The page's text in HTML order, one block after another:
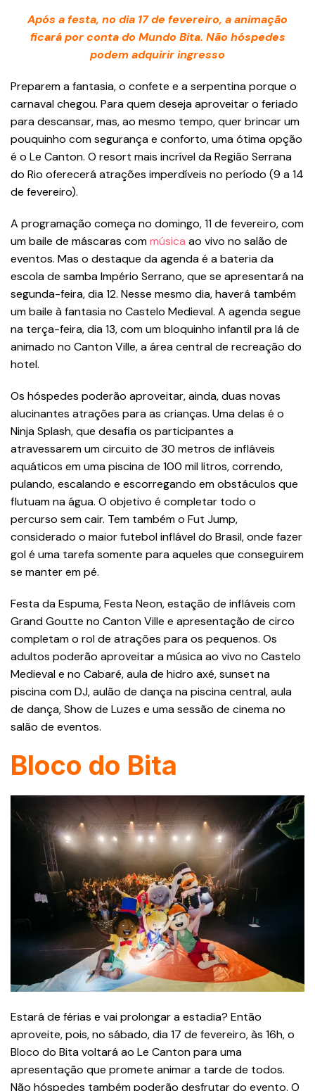
Após a festa, no dia 17 de fevereiro, a animação
ficará por conta do Mundo Bita. Não hóspedes
podem adquirir ingresso
Preparem a fantasia, o confete e a serpentina porque o
carnaval chegou. Para quem deseja aproveitar o feriado
para descansar, mas, ao mesmo tempo, quer brincar um
pouquinho com segurança e conforto, uma ótima opção
é o Le Canton. O resort mais incrível da Região Serrana
do Rio oferecerá atrações imperdíveis no período (9 a 14
de fevereiro).
A programação começa no domingo, 11 de fevereiro, com
um baile de máscaras commúsica ao vivo no salão de
eventos. Mas o destaque da agenda é a bateria da
escola de samba Império Serrano, que se apresentará na
segunda-feira, dia 12. Nesse mesmo dia, haverá também
um baile à fantasia no Castelo Medieval. A agenda segue
na terça-feira, dia 13, com um bloquinho infantil pra lá de
animado no Canton Ville, a área central de recreação do
hotel.
Os hóspedes poderão aproveitar, ainda, duas novas
alucinantes atrações para as crianças. Uma delas é o
Ninja Splash, que desafia os participantes a
atravessarem um circuito de 30 metros de infláveis
aquáticos em uma piscina de 100 mil litros, correndo,
pulando, escalando e escorregando em obstáculos que
flutuam na água. O objetivo é completar todo o
percurso sem cair. Tem também o Fut Jump,
considerado o maior futebol inflável do Brasil, onde fazer
gol é uma tarefa somente para aqueles que conseguirem
se manter em pé.
Festa da Espuma, Festa Neon, estação de infláveis com
Grand Goutte no Canton Ville e apresentação de circo
completam o rol de atrações para os pequenos. Os
adultos poderão aproveitar a música ao vivo no Castelo
Medieval e no Cabaré, aula de hidro axé, sunset na
piscina com DJ, aulão de dança na piscina central, aula
de dança, Show de Luzes e uma sessão de cinema no
salão de eventos.
Bloco do Bita
Estará de férias e vai prolongar a estadia? Então
aproveite, pois, no sábado, dia 17 de fevereiro, às 16h, o
Bloco do Bita voltará ao Le Canton para uma
apresentação que promete animar a tarde de todos.
Não hóspedes também poderão desfrutar do evento. O